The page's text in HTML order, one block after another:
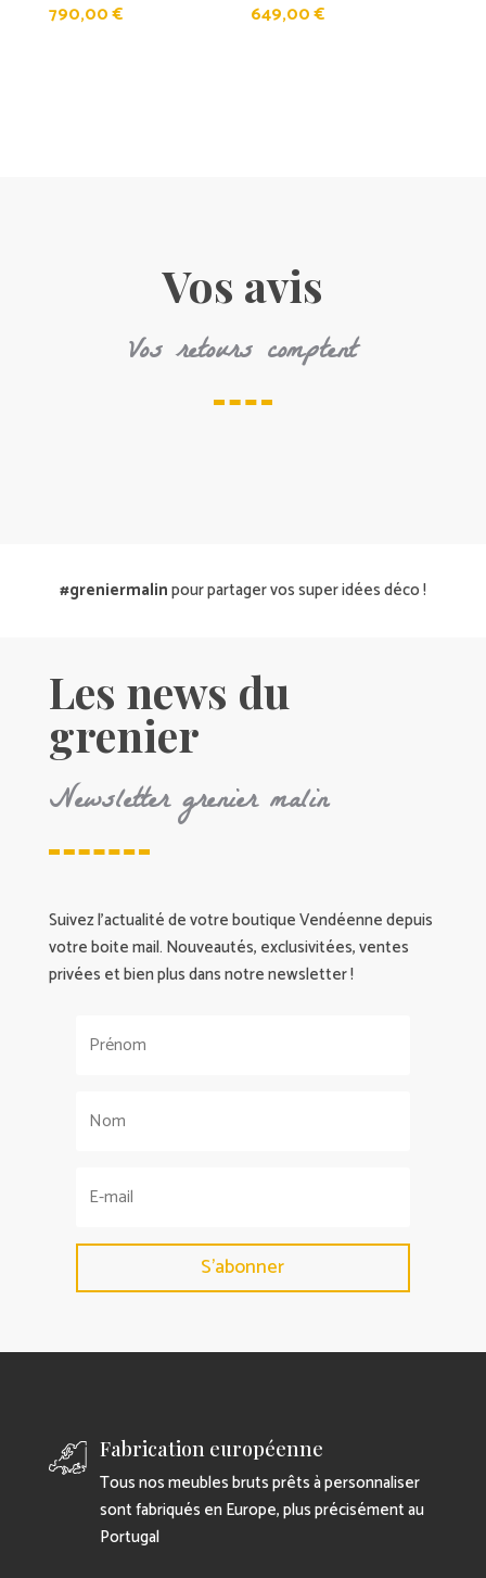
790,00€ 649,00€
Vos avis
Vos retours comptent
#greniermalinpour partager vos super idées déco !
Les news du
grenier
Newsletter grenier malin
Suivez l’actualité de votre boutique Vendéenne depuis
votre boite mail. Nouveautés, exclusivitées, ventes
privées et bien plus dans notre newsletter !
S'abonner
Fabrication européenne
Tous nos meubles bruts prêts à personnaliser
sont fabriqués en Europe, plus précisément au
Portugal